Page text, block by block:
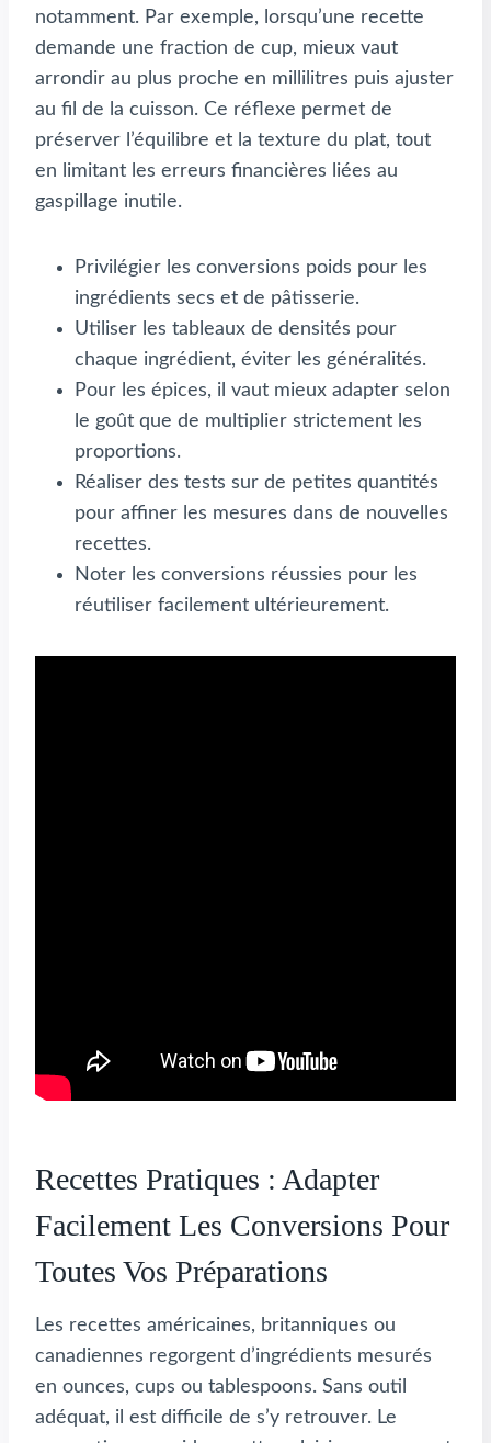
notamment. Par exemple, lorsqu’une recette
demande une fraction de cup, mieux vaut
arrondir au plus proche en millilitres puis ajuster
au fil de la cuisson. Ce réflexe permet de
préserver l’équilibre et la texture du plat, tout
en limitant les erreurs financières liées au
gaspillage inutile.
Privilégier les conversions poids pour les
ingrédients secs et de pâtisserie.
Utiliser les tableaux de densités pour
chaque ingrédient, éviter les généralités.
Pour les épices, il vaut mieux adapter selon
le goût que de multiplier strictement les
proportions.
Réaliser des tests sur de petites quantités
pour affiner les mesures dans de nouvelles
recettes.
Noter les conversions réussies pour les
réutiliser facilement ultérieurement.
Recettes Pratiques : Adapter
Facilement Les Conversions Pour
Toutes Vos Préparations
Les recettes américaines, britanniques ou
canadiennes regorgent d’ingrédients mesurés
en ounces, cups ou tablespoons. Sans outil
adéquat, il est difficile de s’y retrouver. Le